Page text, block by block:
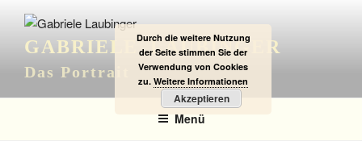
Inhalt
springenGABRIELE LAUBINGER
Das Portrait
Menü
Durch die weitere Nutzung
der Seite stimmen Sie der
Verwendung von Cookies
zu. Weitere Informationen
Akzeptieren